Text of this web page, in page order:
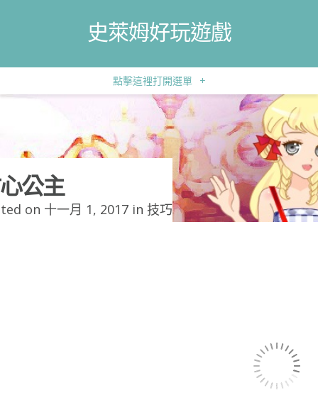
史萊姆好玩遊戲
點擊這裡打開選單 +
公主
on 十一月 1, 2017 in 技巧